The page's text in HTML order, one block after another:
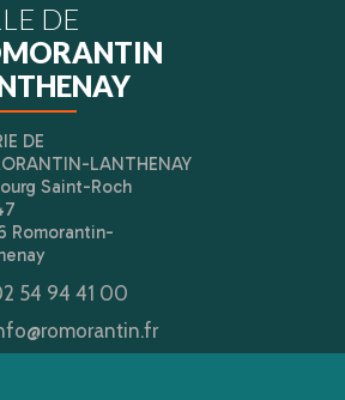
DE
DE
LANTHENAY
Saint-Roch
Romorantin-
54 94 41 00